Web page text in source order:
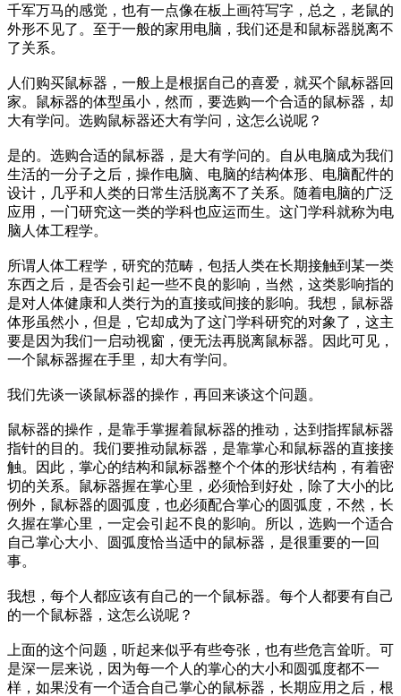
千军万马的感觉，也有一点像在板上画符写字，总之，老鼠的
外形不见了。至于一般的家用电脑，我们还是和鼠标器脱离不
了关系。
人们购买鼠标器，一般上是根据自己的喜爱，就买个鼠标器回
家。鼠标器的体型虽小，然而，要选购一个合适的鼠标器，却
大有学问。选购鼠标器还大有学问，这怎么说呢？
是的。选购合适的鼠标器，是大有学问的。自从电脑成为我们
生活的一分子之后，操作电脑、电脑的结构体形、电脑配件的
设计，几乎和人类的日常生活脱离不了关系。随着电脑的广泛
应用，一门研究这一类的学科也应运而生。这门学科就称为电
脑人体工程学。
所谓人体工程学，研究的范畴，包括人类在长期接触到某一类
东西之后，是否会引起一些不良的影响，当然，这类影响指的
是对人体健康和人类行为的直接或间接的影响。我想，鼠标器
体形虽然小，但是，它却成为了这门学科研究的对象了，这主
要是因为我们一启动视窗，便无法再脱离鼠标器。因此可见，
一个鼠标器握在手里，却大有学问。
我们先谈一谈鼠标器的操作，再回来谈这个问题。
鼠标器的操作，是靠手掌握着鼠标器的推动，达到指挥鼠标器
指针的目的。我们要推动鼠标器，是靠掌心和鼠标器的直接接
触。因此，掌心的结构和鼠标器整个个体的形状结构，有着密
切的关系。鼠标器握在掌心里，必须恰到好处，除了大小的比
例外，鼠标器的圆弧度，也必须配合掌心的圆弧度，不然，长
久握在掌心里，一定会引起不良的影响。所以，选购一个适合
自己掌心大小、圆弧度恰当适中的鼠标器，是很重要的一回
事。
我想，每个人都应该有自己的一个鼠标器。每个人都要有自己
的一个鼠标器，这怎么说呢？
上面的这个问题，听起来似乎有些夸张，也有些危言耸听。可
是深一层来说，因为每一个人的掌心的大小和圆弧度都不一
样，如果没有一个适合自己掌心的鼠标器，长期应用之后，根